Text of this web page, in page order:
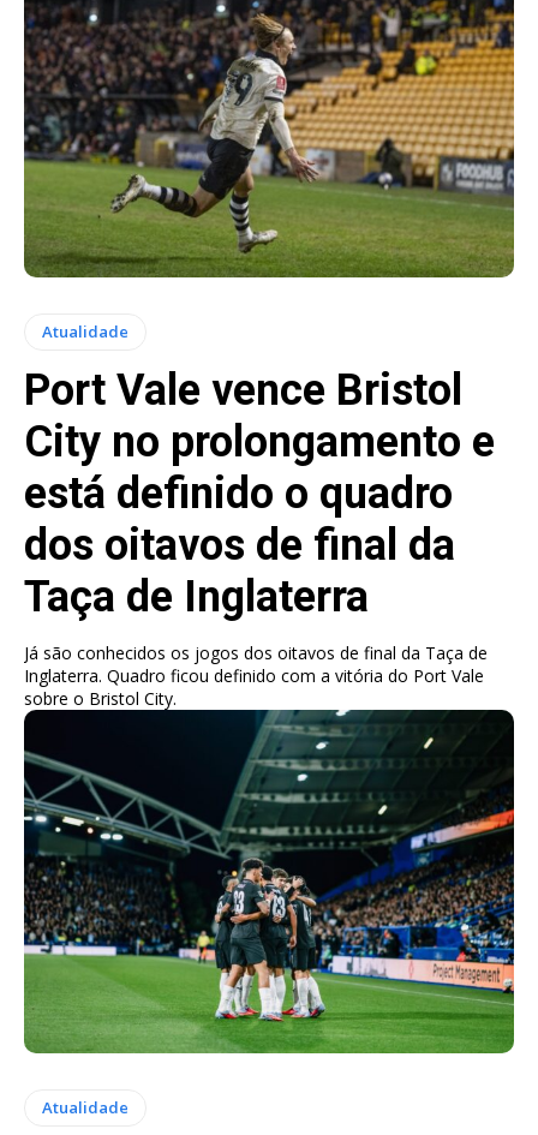
Atualidade
Port Vale vence Bristol
City no prolongamento e
está definido o quadro
dos oitavos de final da
Taça de Inglaterra
Já são conhecidos os jogos dos oitavos de final da Taça de
Inglaterra. Quadro ficou definido com a vitória do Port Vale
sobre o Bristol City.
Atualidade